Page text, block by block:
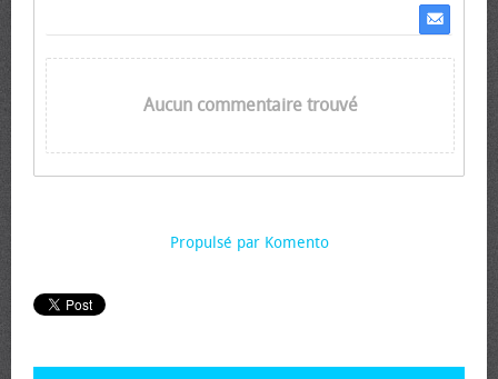
Aucun commentaire trouvé
Propulsé par Komento